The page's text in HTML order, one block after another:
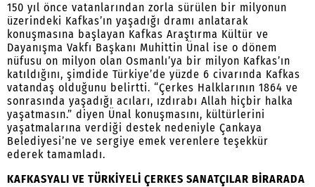
150 yıl önce vatanlarından zorla sürülen bir milyonun
üzerindeki Kafkas’ın yaşadığı dramı anlatarak
konuşmasına başlayan Kafkas Araştırma Kültür ve
Dayanışma Vakfı Başkanı Muhittin Ünal ise o dönem
nüfusu on milyon olan Osmanlı’ya bir milyon Kafkas’ın
katıldığını, şimdide Türkiye’de yüzde 6 civarında Kafkas
vatandaş olduğunu belirtti. “Çerkes Halklarının 1864 ve
sonrasında yaşadığı acıları, ızdırabı Allah hiçbir halka
yaşatmasın.” diyen Ünal konuşmasını, kültürlerini
yaşatmalarına verdiği destek nedeniyle Çankaya
Belediyesi’ne ve sergiye emek verenlere teşekkür
ederek tamamladı.
KAFKASYALI VE TÜRKİYELİ ÇERKES SANATÇILAR BİRARADA